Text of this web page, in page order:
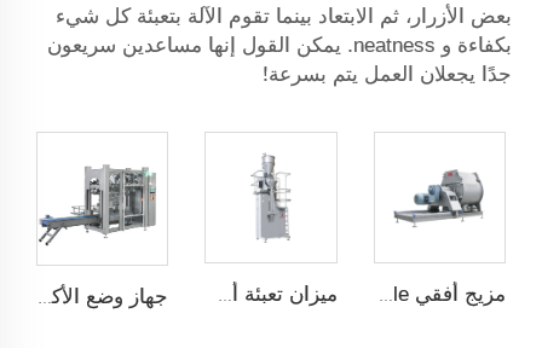
بعض الأزرار، ثم الابتعاد بينما تقوم الآلة بتعبئة كل شيء
بكفاءة و neatness. يمكن القول إنها مساعدين سريعون
جدًا يجعلان العمل يتم بسرعة!
مزيج أفقي QUICK Dismantle ميزان تعبئة أسفل جهاز وضع الأكياس تلقائيًا JCN-G1-1A